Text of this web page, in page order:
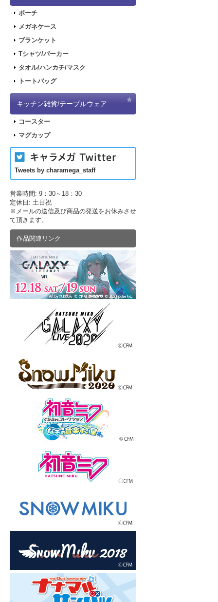
ポーチ
メガネケース
ブランケット
Tシャツ/パーカー
タオル/ハンカチ/マスク
トートバッグ
キッチン雑貨/テーブルウェア
コースター
マグカップ
Tweets by charamega_staff
営業時間: 9：30～18：30
定休日: 土日祝
※メールの送信及び商品の発送をお休みさせ
て頂きます。
作品関連リンク